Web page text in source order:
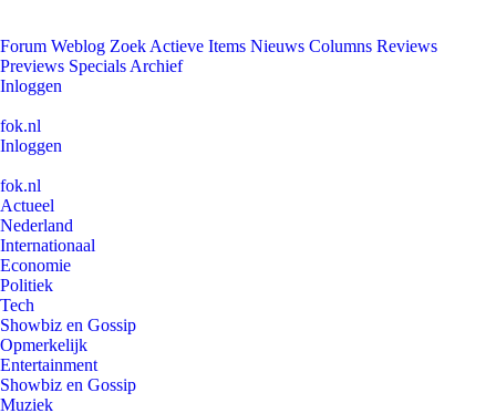
Forum Weblog Zoek Actieve Items Nieuws Columns Reviews
Previews Specials Archief
Inloggen
fok.nl
Inloggen
fok.nl
Actueel
Nederland
Internationaal
Economie
Politiek
Tech
Showbiz en Gossip
Opmerkelijk
Entertainment
Showbiz en Gossip
Muziek